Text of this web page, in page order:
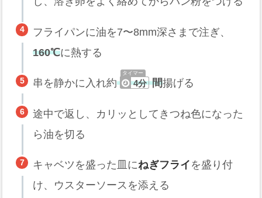
フライパンに油を7〜8mm深さまで注ぎ、
160℃に熱する
串を静かに入れ約 4分 間揚げる
途中で返し、カリッとしてきつね色になった
ら油を切る
キャベツを盛った皿にねぎフライ を盛り付
け、ウスターソースを添える